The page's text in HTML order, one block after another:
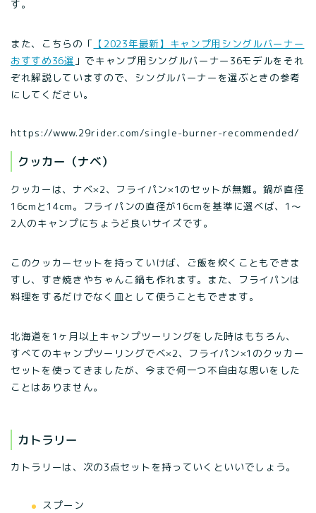
す。
また、こちらの「 【2023年最新】キャンプ用シングルバーナー
おすすめ36選 」でキャンプ用シングルバーナー36モデルをそれ
ぞれ解説していますので、シングルバーナーを選ぶときの参考
にしてください。
https://www.29rider.com/single-burner-recommended/
クッカー（ナベ）
クッカーは、ナベ×2、フライパン×1のセットが無難。鍋が直径
16cmと14cm。フライパンの直径が16cmを基準に選べば、1〜
2人のキャンプにちょうど良いサイズです。
このクッカーセットを持っていけば、ご飯を炊くこともできま
すし、すき焼きやちゃんこ鍋も作れます。また、フライパンは
料理をするだけでなく皿として使うこともできます。
北海道を1ヶ月以上キャンプツーリングをした時はもちろん、
すべてのキャンプツーリングでベ×2、フライパン×1のクッカー
セットを使ってきましたが、今まで何一つ不自由な思いをした
ことはありません。
カトラリー
カトラリーは、次の3点セットを持っていくといいでしょう。
スプーン